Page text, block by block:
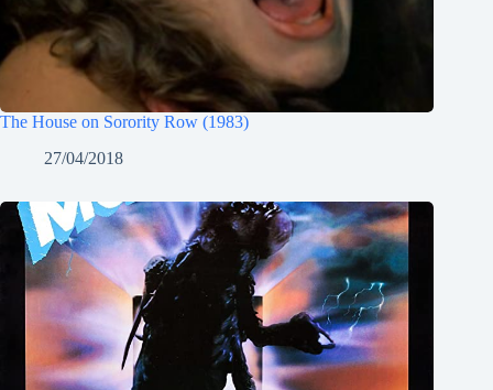
The House on Sorority Row (1983)
27/04/2018